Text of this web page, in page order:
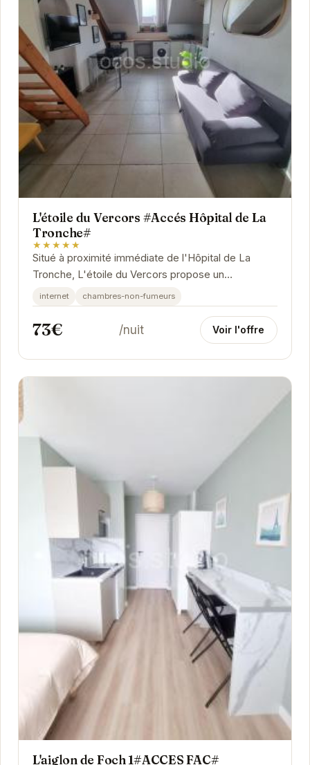
L'étoile du Vercors #Accés Hôpital de La
Tronche#
★★★★★
Situé à proximité immédiate de l'Hôpital de La
Tronche, L'étoile du Vercors propose un
hébergement confortable et pratique. Idéal pour
les...
internet chambres-non-fumeurs
73€ /nuit Voir l'offre
L'aiglon de Foch 1#ACCES FAC#